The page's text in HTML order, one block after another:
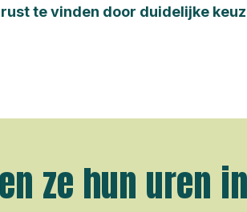
te vinden door duidelijke
ze hun uren